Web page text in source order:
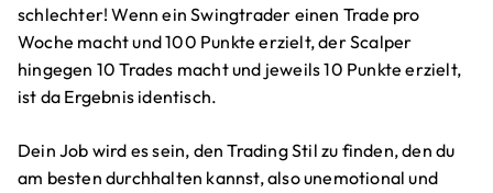
schlechter! Wenn ein Swingtrader einen Trade pro
Woche macht und 100 Punkte erzielt, der Scalper
hingegen 10 Trades macht und jeweils 10 Punkte erzielt,
ist da Ergebnis identisch.
Dein Job wird es sein, den Trading Stil zu finden, den du
am besten durchhalten kannst, also unemotional und